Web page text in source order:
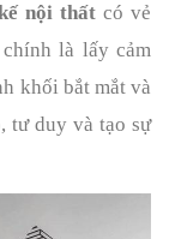
nội thất có vẻ
là lấy cảm
khối bắt mắt và
tư duy và tạo sự